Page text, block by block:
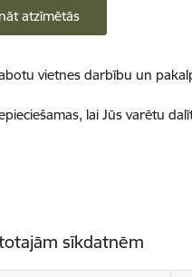
atzīmētās
vietnes darbību un
lai Jūs varētu
sīkdatnēm